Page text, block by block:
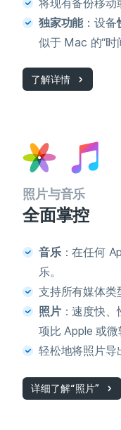
将现有备份移动
独家功能：设备
似于 Mac 的“时
了解详情
照片与音乐
全面掌控
音乐：在任何
乐。
支持所有媒体类
照片：速度快、
项比 Apple 或微
轻松地将照片导
详细了解“照片”